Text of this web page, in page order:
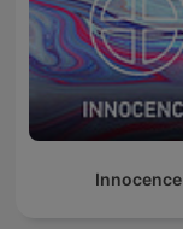
Innocence